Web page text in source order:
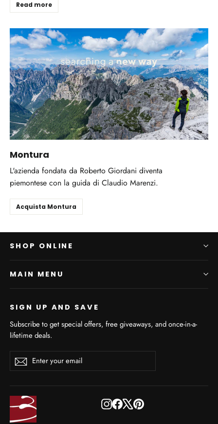
Read more
Montura
L'azienda fondata da Roberto Giordani diventa
piemontese con la guida di Claudio Marenzi.
Acquista Montura
SHOP ONLINE
MAIN MENU
SIGN UP AND SAVE
Subscribe to get special offers, free giveaways, and once-in-a-
lifetime deals.
your
Subscribe
Instagram
Facebook
X Pinterest